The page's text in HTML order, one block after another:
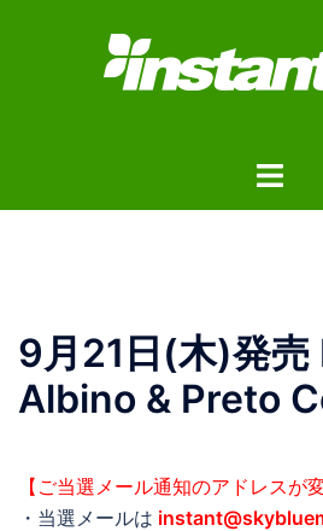
ト
ー
9月21日(木)発売
Albino & Preto
【ご当選メール通知のアドレスが
・当選メールは